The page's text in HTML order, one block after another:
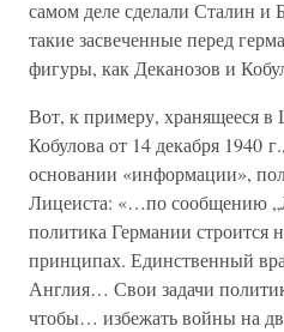
самом деле сделали Сталин и
такие засвеченные перед
фигуры, как Деканозов и
Вот, к примеру, хранящееся
Кобулова от 14 декабря 1940
основании «информации»,
Лицеиста: «…по сообщению
политика Германии
принципах. Единственный
Англия… Свои задачи
чтобы… избежать войны на